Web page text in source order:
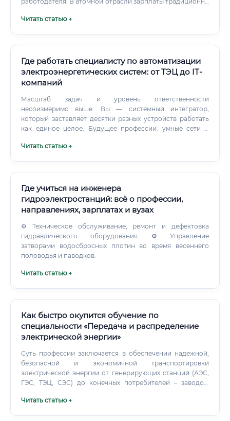
уровнем ответственности и сложности технологий.
Читать статью →
Где работать специалисту по автоматизации
электроэнергетических систем: от ТЭЦ до IT-
компаний
Масштаб задач и уровень ответственности
несоизмеримо выше. Вы — системный интегратор,
который заставляет десятки разных устройств работать
как единое целое. Будущее профессии: умные сети и
чрезвычайно перспективным и интересным.
Читать статью →
Где учиться на инженера
гидроэлектростанций: всё о профессии,
направлениях, зарплатах и вузах
⚙️ Техническое обслуживание, ремонт и дефектовка
гидравлического оборудования. ⚙️ Управление
затворами водосбросных плотин во время весеннего
половодья и паводков.
Читать статью →
Как быстро окупится обучение по
специальности «Передача и распределение
электрической энергии»
Суть профессии заключается в обеспечении надежной,
безопасной и экономичной транспортировки
электрической энергии от генерирующих станций (АЭС,
ГЭС, ТЭЦ, СЭС) до конечных потребителей – заводов,
Если представить энергосистему как кровеносную
Читать статью →